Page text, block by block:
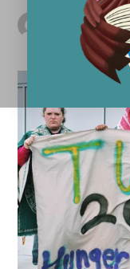
El
mayo 19, 2016